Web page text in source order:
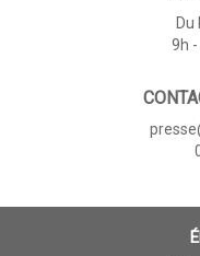
Du
9h